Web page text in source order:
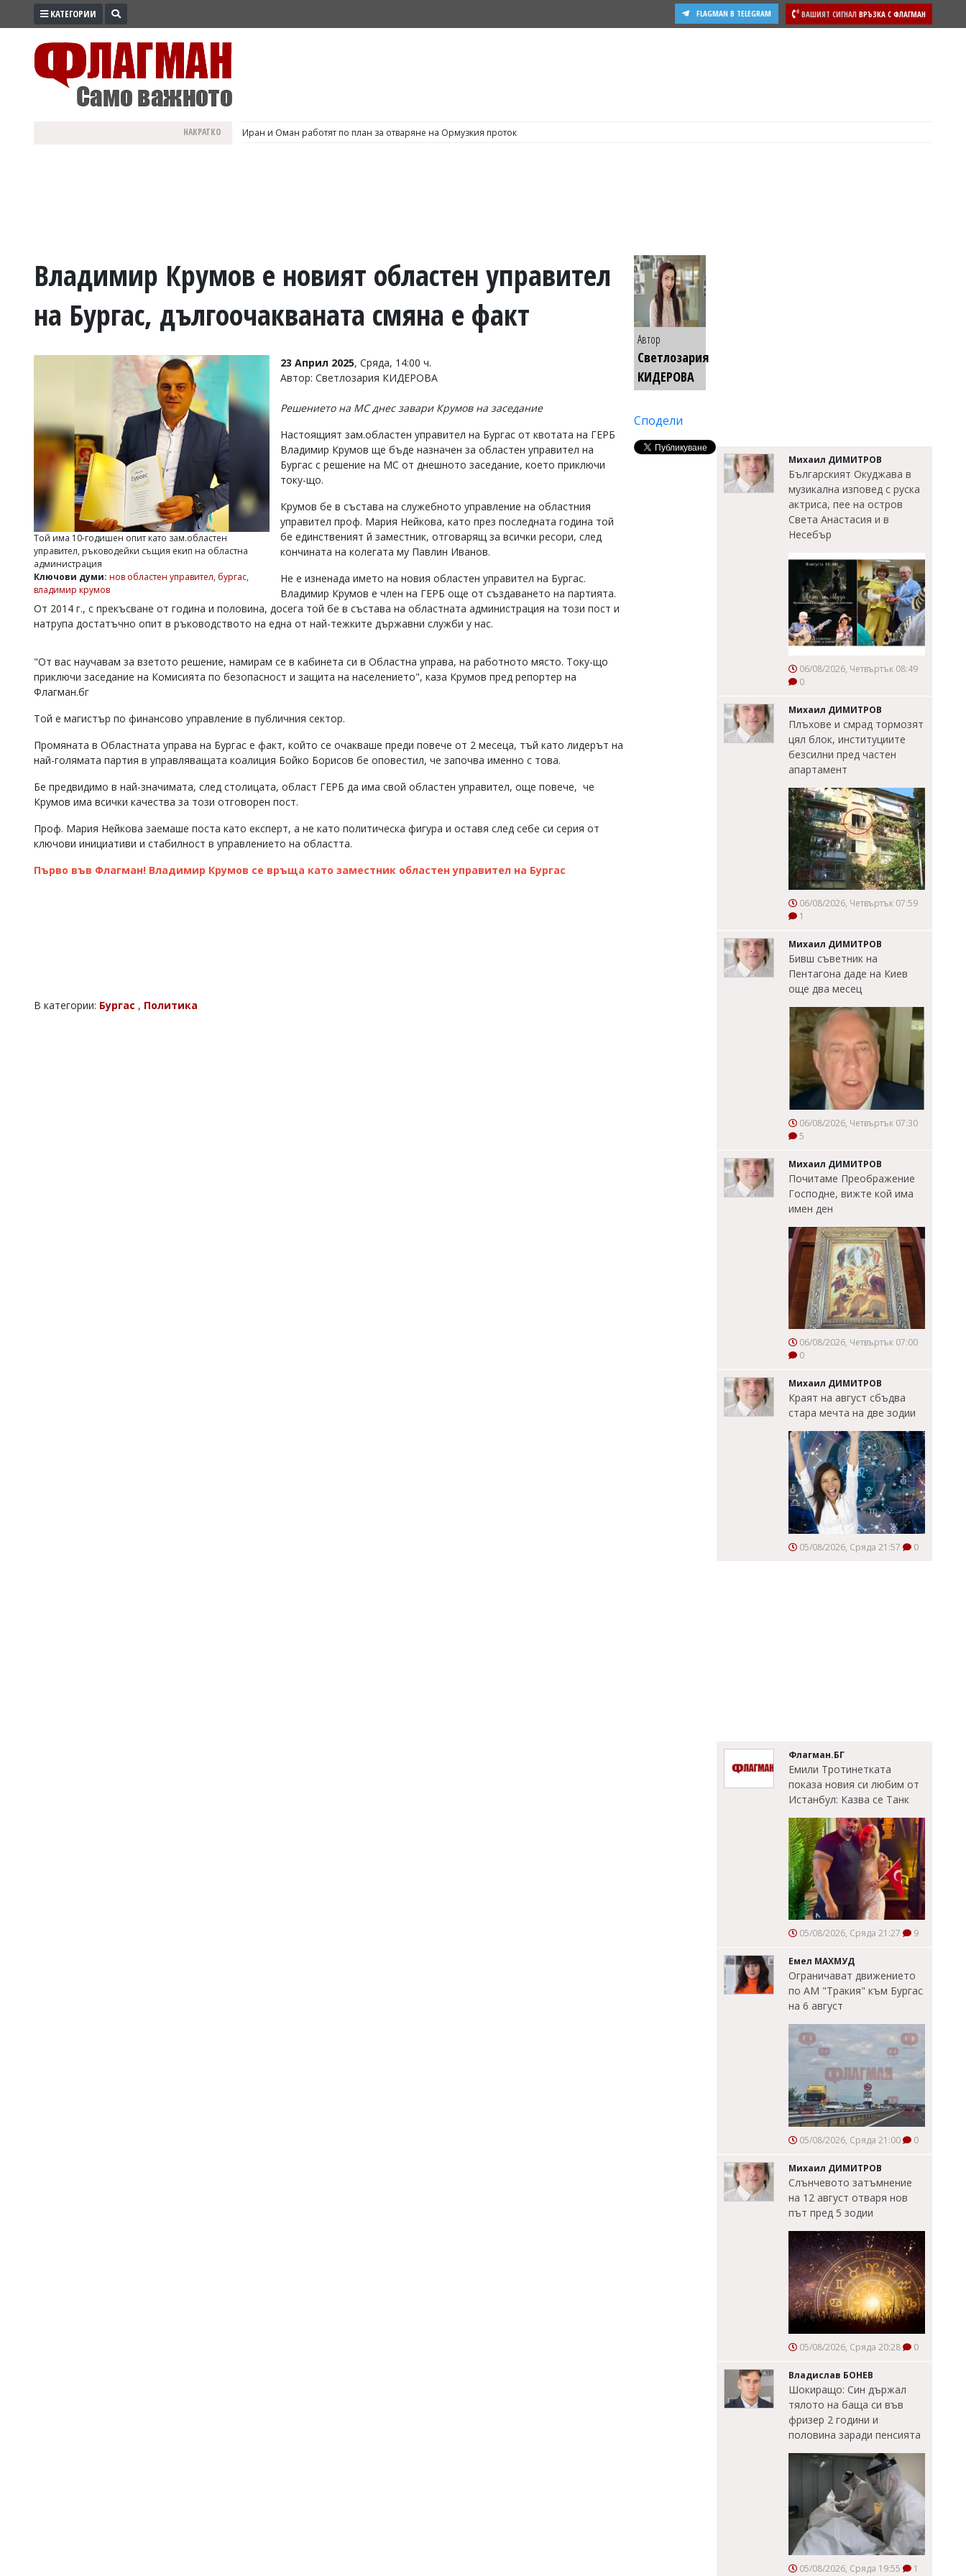
ПРОМО
ВОЙНАТА
УКРАЙНА
Управители:
v.vasilev@flagman.bg
Касабова,
k.kassabova@flagman.bg
Главен
редактор:
Колев,
office@flagman.bg
Коментарите
статиите
редакцията
отговорност
обиден
КАТЕГОРИИ ВАШИЯТ СИГНАЛ ВРЪЗКА С ФЛАГМАН
FLAGMAN В TELEGRAM
НАКРАТКО Иран и Оман работят по план за отваряне на Ормузкия проток
Владимир Крумов е новият областен управител
на Бургас, дългоочакваната смяна е факт
Той има 10-годишен опит като зам.областен
управител, ръководейки същия екип на областна
администрация
Ключови думи: нов областен управител, бургас,
владимир крумов
23 Април 2025, Сряда, 14:00 ч.
Автор: Светлозария КИДЕРОВА
Решението на МС днес завари Крумов на заседание
Настоящият зам.областен управител на Бургас от квотата на ГЕРБ
Владимир Крумов ще бъде назначен за областен управител на
Бургас с решение на МС от днешното заседание, което приключи
току-що.
Крумов бе в състава на служебното управление на областния
управител проф. Мария Нейкова, като през последната година той
бе единственият й заместник, отговарящ за всички ресори, след
кончината на колегата му Павлин Иванов.
Не е изненада името на новия областен управител на Бургас.
Владимир Крумов е член на ГЕРБ още от създаването на партията.
От 2014 г., с прекъсване от година и половина, досега той бе в състава на областната администрация на този пост и
натрупа достатъчно опит в ръководството на една от най-тежките държавни служби у нас.
"От вас научавам за взетото решение, намирам се в кабинета си в Областна управа, на работното място. Току-що
приключи заседание на Комисията по безопасност и защита на населението", каза Крумов пред репортер на
Флагман.бг
Той е магистър по финансово управление в публичния сектор.
Промяната в Областната управа на Бургас е факт, който се очакваше преди повече от 2 месеца, тъй като лидерът на
най-голямата партия в управляващата коалиция Бойко Борисов бе оповестил, че започва именно с това.
Бе предвидимо в най-значимата, след столицата, област ГЕРБ да има свой областен управител, още повече, че
Крумов има всички качества за този отговорен пост.
Проф. Мария Нейкова заемаше поста като експерт, а не като политическа фигура и оставя след себе си серия от
ключови инициативи и стабилност в управлението на областта.
Първо във Флагман! Владимир Крумов се връща като заместник областен управител на Бургас
В категории: Бургас , Политика
Автор
Светлозария
КИДЕРОВА
Сподели
Михаил ДИМИТРОВ
Българският Окуджава в
музикална изповед с руска
актриса, пее на остров
Света Анастасия и в
Несебър
06/08/2026, Четвъртък 08:49
0
Михаил ДИМИТРОВ
Плъхове и смрад тормозят
цял блок, институциите
безсилни пред частен
апартамент
06/08/2026, Четвъртък 07:59
1
Михаил ДИМИТРОВ
Бивш съветник на
Пентагона даде на Киев
още два месец
06/08/2026, Четвъртък 07:30
5
Михаил ДИМИТРОВ
Почитаме Преображение
Господне, вижте кой има
имен ден
06/08/2026, Четвъртък 07:00
0
Михаил ДИМИТРОВ
Краят на август сбъдва
стара мечта на две зодии
05/08/2026, Сряда 21:57 0
Флагман.БГ
Емили Тротинетката
показа новия си любим от
Истанбул: Казва се Танк
05/08/2026, Сряда 21:27 9
Емел МАХМУД
Ограничават движението
по АМ "Тракия" към Бургас
на 6 август
05/08/2026, Сряда 21:00 0
Михаил ДИМИТРОВ
Слънчевото затъмнение
на 12 август отваря нов
път пред 5 зодии
05/08/2026, Сряда 20:28 0
Владислав БОНЕВ
Шокиращо: Син държал
тялото на баща си във
фризер 2 години и
половина заради пенсията
05/08/2026, Сряда 19:55 1